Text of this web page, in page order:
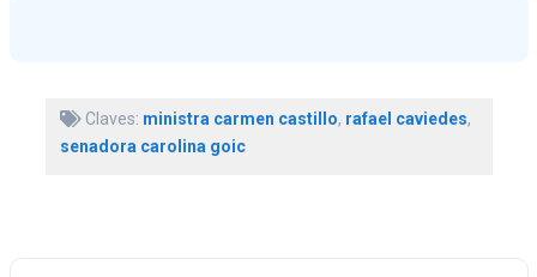
Claves: ministra carmen castillo, rafael caviedes,
senadora carolina goic